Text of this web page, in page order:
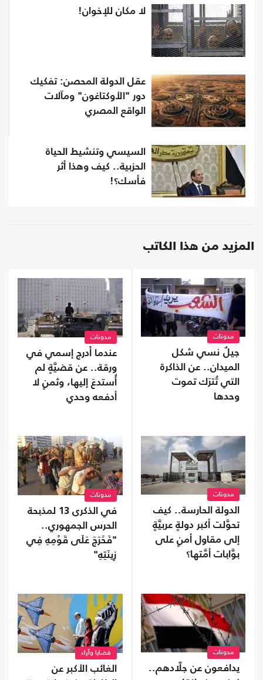
لا مكان للإخوان!
عقل الدولة المحصن: تفكيك
دور "الأوكتاغون" ومآلات
الواقع المصري
السيسي وتنشيط الحياة
الحزبية.. كيف وهذا أثر
فأسك؟!
المزيد من هذا الكاتب
مدونات
جيلٌ نسي شكل
الميدان.. عن الذاكرة
التي تُترَك تموت
وحدها
مدونات
عندما أُدرج إسمي في
ورقة.. عن قضيَّةٍ لم
أُستدعَ إليها، وثمنٍ لا
أدفعه وحدي
مدونات
الدولة الحارسة.. كيف
تحوَّلت أكبر دولةٍ عربيَّةٍ
إلى مقاول أمنٍ على
بوَّابات أمَّتها؟
مدونات
في الذكرى 13 لمذبحة
الحرس الجمهوري..
"فَخَرَجَ عَلَى قَوْمِهِ فِي
زِينَتِهِ"
مدونات
يدافعون عن جلَّادهم..
قضايا وآراء
الغائب الأكبر عن